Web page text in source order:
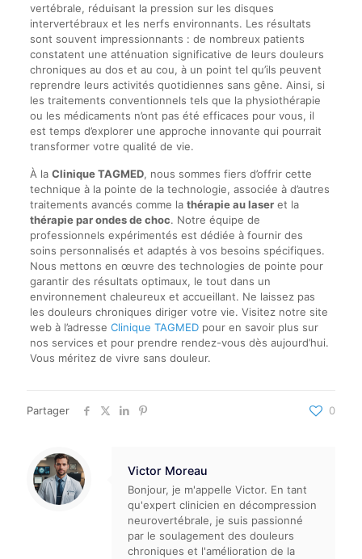
vertébrale, réduisant la pression sur les disques
intervertébraux et les nerfs environnants. Les résultats
sont souvent impressionnants : de nombreux patients
constatent une atténuation significative de leurs douleurs
chroniques au dos et au cou, à un point tel qu’ils peuvent
reprendre leurs activités quotidiennes sans gêne. Ainsi, si
les traitements conventionnels tels que la physiothérapie
ou les médicaments n’ont pas été efficaces pour vous, il
est temps d’explorer une approche innovante qui pourrait
transformer votre qualité de vie.
À la Clinique TAGMED, nous sommes fiers d’offrir cette
technique à la pointe de la technologie, associée à d’autres
traitements avancés comme la thérapie au laseret la
thérapie par ondes de choc. Notre équipe de
professionnels expérimentés est dédiée à fournir des
soins personnalisés et adaptés à vos besoins spécifiques.
Nous mettons en œuvre des technologies de pointe pour
garantir des résultats optimaux, le tout dans un
environnement chaleureux et accueillant. Ne laissez pas
les douleurs chroniques diriger votre vie. Visitez notre site
web à l’adresse Clinique TAGMEDpour en savoir plus sur
nos services et pour prendre rendez-vous dès aujourd’hui.
Vous méritez de vivre sans douleur.
Partager 0
Victor Moreau
Bonjour, je m'appelle Victor. En tant
qu'expert clinicien en décompression
neurovertébrale, je suis passionné
par le soulagement des douleurs
chroniques et l'amélioration de la